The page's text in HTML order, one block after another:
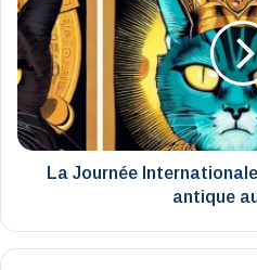
Internationale
du
Chat
:
l'histoire
antique
La Journée
antique